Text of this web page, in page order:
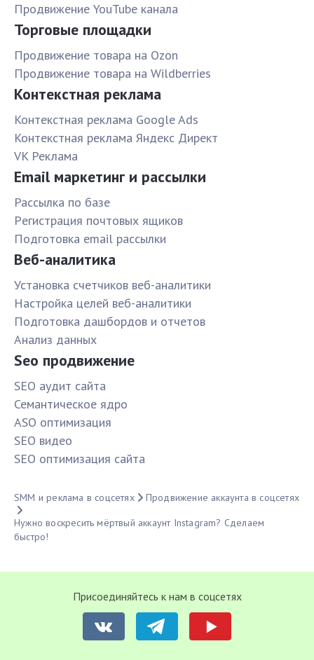
Продвижение YouTube канала
Торговые площадки
Продвижение товара на Ozon
Продвижение товара на Wildberries
Контекстная реклама
Контекстная реклама Google Ads
Контекстная реклама Яндекс Директ
VK Реклама
Email маркетинг и рассылки
Рассылка по базе
Pегистрация почтовых ящиков
Подготовка email рассылки
Веб-аналитика
Установка счетчиков веб-аналитики
Настройка целей веб-аналитики
Подготовка дашбордов и отчетов
Анализ данных
Seo продвижение
SЕО аудит сайта
Семантическое ядро
ASO оптимизация
SЕО видео
SЕО оптимизация сайта
SMM и реклама в соцсетях
Продвижение аккаунта в соцсетях
Нужно воскресить мёртвый аккаунт Instagram? Сделаем
быстро!
Присоединяйтесь к нам в соцсетях